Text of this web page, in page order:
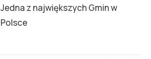
Jedna z największych Gmin w
Polsce